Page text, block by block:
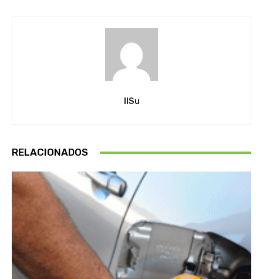
IlSu
RELACIONADOS